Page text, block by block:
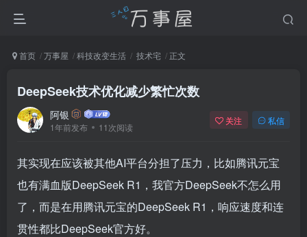
首页 万事屋 科技改变生活 技术宅 正文
DeepSeek技术优化减少繁忙次数
阿银
1年前发布 11次阅读
关注 私信
其实现在应该被其他AI平台分担了压力，比如腾讯元宝
也有满血版DeepSeek R1，我官方DeepSeek不怎么用
了，而是在用腾讯元宝的DeepSeek R1，响应速度和连
贯性都比DeepSeek官方好。